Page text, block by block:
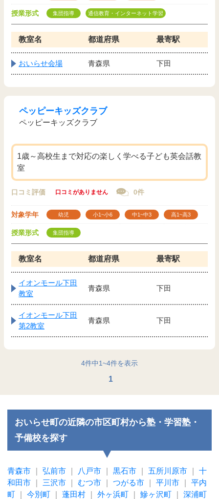
授業形式 集団指導 通信教育・インターネット学習
教室名 都道府県 最寄駅
おいらせ会場 青森県 下田
ペッピーキッズクラブ
ペッピーキッズクラブ
1歳～高校生まで対応の楽しく学べる子ども英会話教
室
口コミ評価 口コミがありません 0件
対象学年 幼児 小1~小6 中1~中3 高1~高3
授業形式 集団指導
教室名 都道府県 最寄駅
イオンモール下田
教室
青森県 下田
イオンモール下田
第2教室
青森県 下田
4件中1~4件を表示
1
おいらせ町の近隣の市区町村から塾・学習塾・
予備校を探す
青森市 弘前市 八戸市 黒石市 五所川原市
十
和田市
三沢市 むつ市 つがる市 平川市
平内
町
今別町 蓬田村 外ヶ浜町 鰺ヶ沢町 深浦町